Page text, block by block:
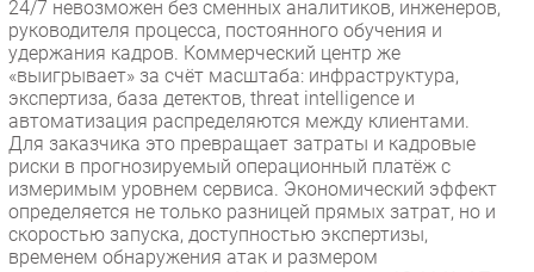
24/7 невозможен без сменных аналитиков, инженеров,
руководителя процесса, постоянного обучения и
удержания кадров. Коммерческий центр же
«выигрывает» за счёт масштаба: инфраструктура,
экспертиза, база детектов, threat intelligence и
автоматизация распределяются между клиентами.
Для заказчика это превращает затраты и кадровые
риски в прогнозируемый операционный платёж с
измеримым уровнем сервиса. Экономический эффект
определяется не только разницей прямых затрат, но и
скоростью запуска, доступностью экспертизы,
временем обнаружения атак и размером